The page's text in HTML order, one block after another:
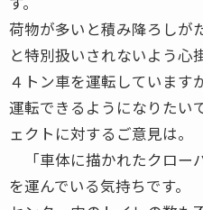
荷物が多いと積み降ろしが
と特別扱いされないよう心
４トン車を運転しています
運転できるようになりた
ェクトに対するご意見は。
「車体に描かれたクロー
を運んでいる気持ちです。